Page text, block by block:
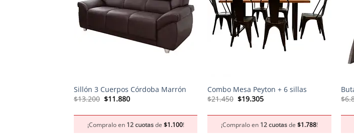
Sillón 3 Cuerpos Córdoba Marrón
$13.200 El
$13.200.
$11.880El
$11.880.
¡Compralo en 12 cuotasde $1.100!
Combo Mesa Peyton + 6 sillas
$21.450 El
$21.450.
$19.305El
$19.305.
¡Compralo en 12 cuotasde $1.788!
$